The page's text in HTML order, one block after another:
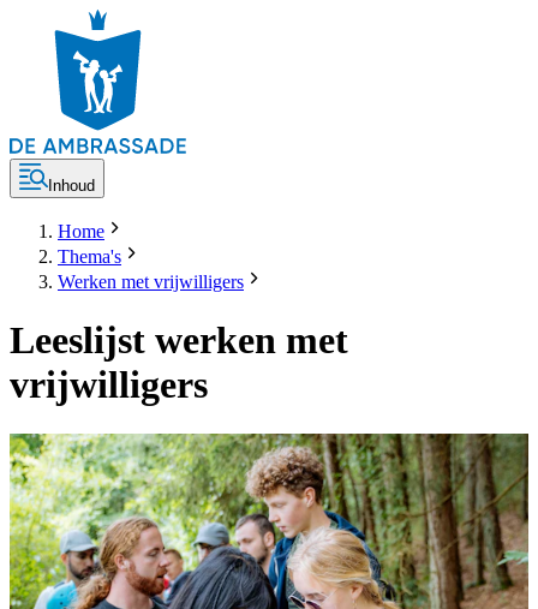
Inhoud
Home
Thema's
Werken met vrijwilligers
Leeslijst werken met
vrijwilligers